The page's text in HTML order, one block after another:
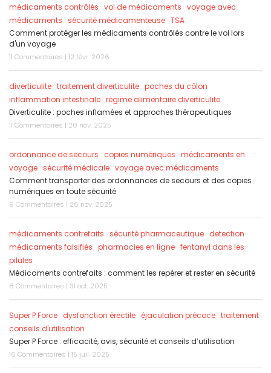
médicaments contrôlés vol de médicaments voyage avec
médicaments sécurité médicamenteuse TSA
Comment protéger les médicaments contrôlés contre le vol lors
d'un voyage
11 Commentaires | 12 févr. 2026
diverticulite traitement diverticulite poches du côlon
inflammation intestinale régime alimentaire diverticulite
Diverticulite : poches inflamées et approches thérapeutiques
11 Commentaires | 20 nov. 2025
ordonnance de secours copies numériques médicaments en
voyage sécurité médicale voyage avec médicaments
Comment transporter des ordonnances de secours et des copies
numériques en toute sécurité
9 Commentaires | 26 nov. 2025
médicaments contrefaits sécurité pharmaceutique detection
médicaments falsifiés pharmacies en ligne fentanyl dans les
pilules
Médicaments contrefaits : comment les repérer et rester en sécurité
8 Commentaires | 31 oct. 2025
Super P Force dysfonction érectile éjaculation précoce traitement
conseils d'utilisation
Super P Force : efficacité, avis, sécurité et conseils d’utilisation
16 Commentaires | 15 juil. 2025